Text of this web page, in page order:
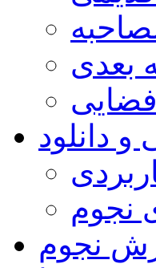
بعدی
دانلود
نجوم
نجوم